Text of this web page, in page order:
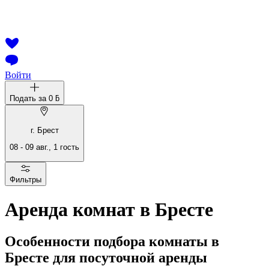
Войти
Подать за 0 ƃ
г. Брест
08 - 09 авг., 1 гость
Фильтры
Аренда комнат в Бресте
Особенности подбора комнаты в
Бресте для посуточной аренды